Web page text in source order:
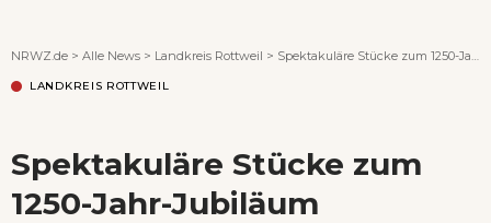
NRWZ.de > Alle News > Landkreis Rottweil > Spektakuläre Stücke zum 1250-Jahr-Jubiläum
LANDKREIS ROTTWEIL
Spektakuläre Stücke zum
1250-Jahr-Jubiläum